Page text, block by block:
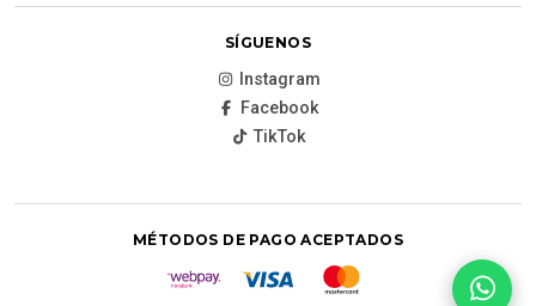
SÍGUENOS
Instagram
Facebook
TikTok
MÉTODOS DE PAGO ACEPTADOS